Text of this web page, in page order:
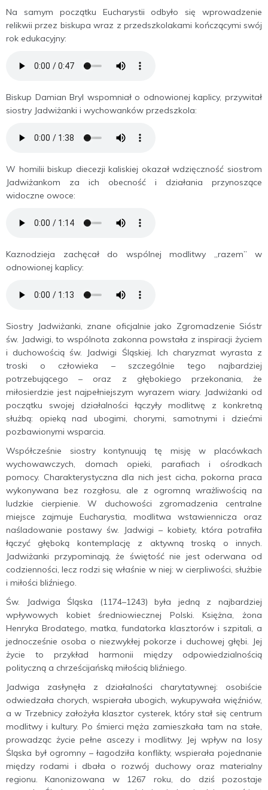
Na samym początku Eucharystii odbyło się wprowadzenie
relikwii przez biskupa wraz z przedszkolakami kończącymi swój
rok edukacyjny:
Biskup Damian Bryl wspomniał o odnowionej kaplicy, przywitał
siostry Jadwiżanki i wychowanków przedszkola:
W homilii biskup diecezji kaliskiej okazał wdzięczność siostrom
Jadwiżankom za ich obecność i działania przynoszące
widoczne owoce:
Kaznodzieja zachęcał do wspólnej modlitwy „razem” w
odnowionej kaplicy:
Siostry Jadwiżanki, znane oficjalnie jako Zgromadzenie Sióstr
św. Jadwigi, to wspólnota zakonna powstała z inspiracji życiem
i duchowością św. Jadwigi Śląskiej. Ich charyzmat wyrasta z
troski o człowieka – szczególnie tego najbardziej
potrzebującego – oraz z głębokiego przekonania, że
miłosierdzie jest najpełniejszym wyrazem wiary. Jadwiżanki od
początku swojej działalności łączyły modlitwę z konkretną
służbą: opieką nad ubogimi, chorymi, samotnymi i dziećmi
pozbawionymi wsparcia.
Współcześnie siostry kontynuują tę misję w placówkach
wychowawczych, domach opieki, parafiach i ośrodkach
pomocy. Charakterystyczna dla nich jest cicha, pokorna praca
wykonywana bez rozgłosu, ale z ogromną wrażliwością na
ludzkie cierpienie. W duchowości zgromadzenia centralne
miejsce zajmuje Eucharystia, modlitwa wstawiennicza oraz
naśladowanie postawy św. Jadwigi – kobiety, która potrafiła
łączyć głęboką kontemplację z aktywną troską o innych.
Jadwiżanki przypominają, że świętość nie jest oderwana od
codzienności, lecz rodzi się właśnie w niej: w cierpliwości, służbie
i miłości bliźniego.
Św. Jadwiga Śląska (1174–1243) była jedną z najbardziej
wpływowych kobiet średniowiecznej Polski. Księżna, żona
Henryka Brodatego, matka, fundatorka klasztorów i szpitali, a
jednocześnie osoba o niezwykłej pokorze i duchowej głębi. Jej
życie to przykład harmonii między odpowiedzialnością
polityczną a chrześcijańską miłością bliźniego.
Jadwiga zasłynęła z działalności charytatywnej: osobiście
odwiedzała chorych, wspierała ubogich, wykupywała więźniów,
a w Trzebnicy założyła klasztor cysterek, który stał się centrum
modlitwy i kultury. Po śmierci męża zamieszkała tam na stałe,
prowadząc życie pełne ascezy i modlitwy. Jej wpływ na losy
Śląska był ogromny – łagodziła konflikty, wspierała pojednanie
między rodami i dbała o rozwój duchowy oraz materialny
regionu. Kanonizowana w 1267 roku, do dziś pozostaje